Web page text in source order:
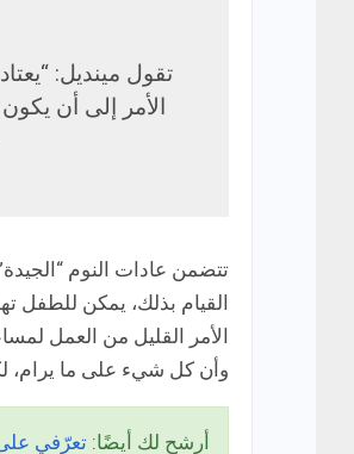
تقول مينديل:
الأمر إلى أن
تتضمن عادات النوم
القيام بذلك، يمكن للطفل
الأمر القليل من العمل
وأن كل شيء على ما يرام،
أرشح لك أيضًا: تعرّفي على أهم 7 طرق للمساعدة